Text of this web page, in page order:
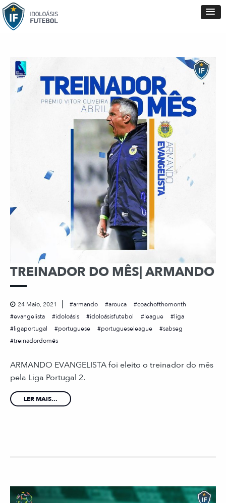
TREINADOR DO MÊS| ARMANDO
24 Maio, 2021 armando arouca
coachofthemonth
evangelista
idoloásis idoloásisfutebol league
liga
ligaportugal
portuguese portugueseleague
sabseg
treinadordomês
ARMANDO EVANGELISTA foi eleito o treinador do mês
pela Liga Portugal 2.
LER MAIS...